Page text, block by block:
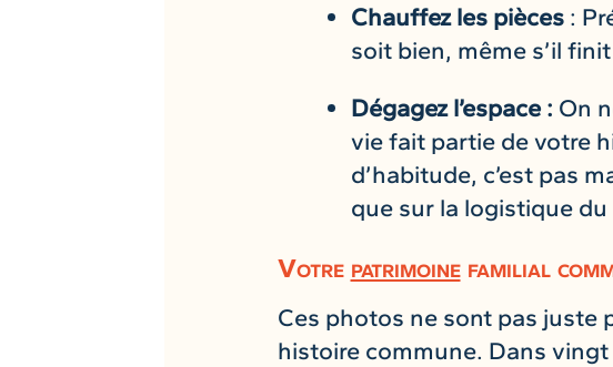
Chauffez les pièces :
soit bien, même s’il
Dégagez l’espace : On
vie fait partie de votre
d’habitude, c’est pas
que sur la logistique
Votre patrimoinefamilial
Ces photos ne sont pas juste
histoire commune. Dans